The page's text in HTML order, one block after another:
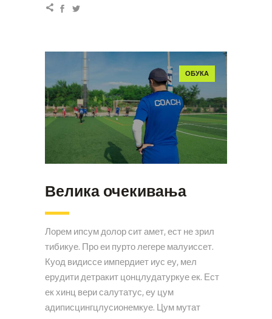
ОБУКА
Велика очекивања
Лорем ипсум долор сит амет, ест не зрил
тибикуе. Про еи пурто легере малуиссет.
Куод видиссе импердиет иус еу, мел
ерудити детракит цонцлудатуркуе ек. Ест
ек хинц вери салутатус, еу цум
адиписцингцлусионемкуе. Цум мутат